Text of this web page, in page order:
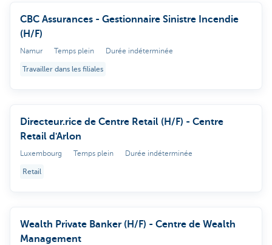
CBC Assurances - Gestionnaire Sinistre Incendie
(H/F)
Namur Temps plein Durée indéterminée
Travailler dans les filiales
Directeur.rice de Centre Retail (H/F) - Centre
Retail d'Arlon
Luxembourg Temps plein Durée indéterminée
Retail
Wealth Private Banker (H/F) - Centre de Wealth
Management